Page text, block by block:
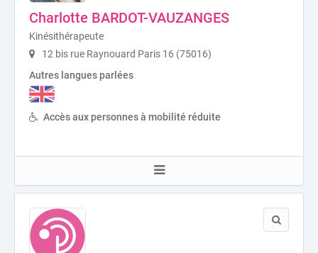
Charlotte BARDOT-VAUZANGES
Kinésithérapeute
12 bis rue Raynouard Paris 16 (75016)
Autres langues parlées
Accès aux personnes à mobilité réduite